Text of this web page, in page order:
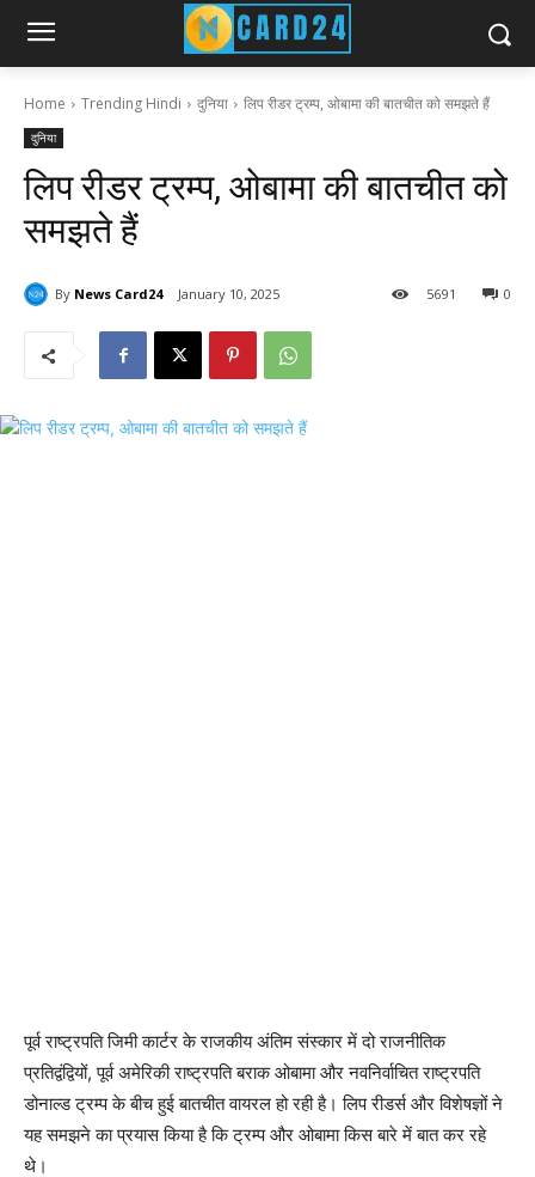
Home Trending Hindi दुनिया लिप रीडर ट्रम्प, ओबामा की बातचीत को समझते हैं
दुनिया
लिप रीडर ट्रम्प, ओबामा की बातचीत को
समझते हैं
By News Card24 January 10, 2025 0
5691
पूर्व राष्ट्रपति जिमी कार्टर के राजकीय अंतिम संस्कार में दो राजनीतिक
प्रतिद्वंद्वियों, पूर्व अमेरिकी राष्ट्रपति बराक ओबामा और नवनिर्वाचित राष्ट्रपति
डोनाल्ड ट्रम्प के बीच हुई बातचीत वायरल हो रही है। लिप रीडर्स और विशेषज्ञों ने
यह समझने का प्रयास किया है कि ट्रम्प और ओबामा किस बारे में बात कर रहे
थे।